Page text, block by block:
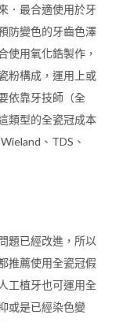
．最合適使用於牙
防變色的牙齒色澤
使用氧化鋯製作，
粉構成，運用上或
依靠牙技師（全
類型的全瓷冠成本
、TDS、
題已經改進，所以
推薦使用全瓷冠假
工植牙也可運用全
或是已經染色變